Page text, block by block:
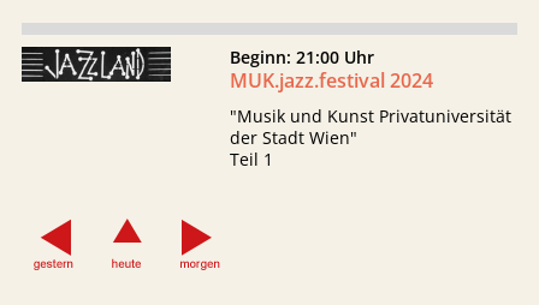
Beginn: 21:00 Uhr
MUK.jazz.festival 2024
"Musik und Kunst Privatuniversität
der Stadt Wien"
Teil 1